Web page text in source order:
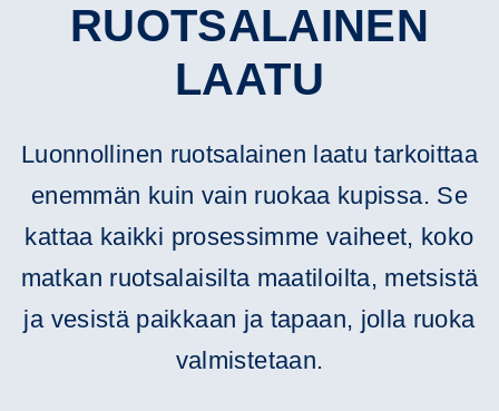
RUOTSALAINEN
LAATU
Luonnollinen ruotsalainen laatu tarkoittaa
enemmän kuin vain ruokaa kupissa. Se
kattaa kaikki prosessimme vaiheet, koko
matkan ruotsalaisilta maatiloilta, metsistä
ja vesistä paikkaan ja tapaan, jolla ruoka
valmistetaan.